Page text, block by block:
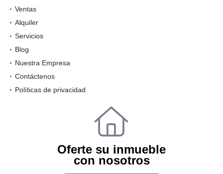
Ventas
Alquiler
Servicios
Blog
Nuestra Empresa
Contáctenos
Políticas de privacidad
Oferte su inmueble
con nosotros